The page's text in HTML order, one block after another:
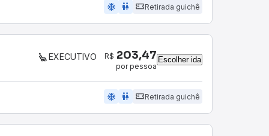
ac_unit wc Retirada guichê
EXECUTIVO R$ 203,47
por pessoa
Escolher ida
ac_unit wc Retirada guichê